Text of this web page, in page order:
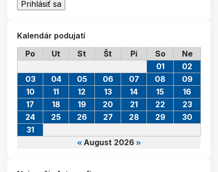
Kalendár podujatí
Po
Ut St Št Pi So Ne
August 2026
01
02
03
04 05 06 07 08
09
10
11 12 13 14 15
16
17
18 19 20 21 22
23
24
25 26 27 28 29
30
31